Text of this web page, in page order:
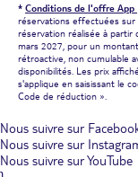
* Conditions de l'offre App
réservations effectuées sur
réservation réalisée à partir
mars 2027, pour un
rétroactive, non cumulable
disponibilités. Les prix
s'applique en saisissant le
Code de réduction ».
Nous suivre sur
Nous suivre sur
Nous suivre sur YouTube